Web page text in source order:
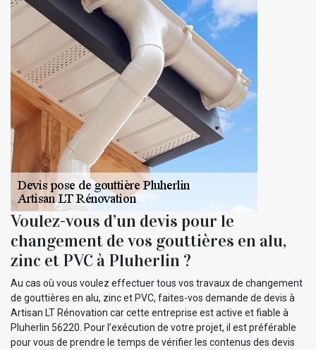
Voulez-vous d’un devis pour le
changement de vos gouttières en alu,
zinc et PVC à Pluherlin ?
Au cas où vous voulez effectuer tous vos travaux de changement
de gouttières en alu, zinc et PVC, faites-vos demande de devis à
Artisan LT Rénovation car cette entreprise est active et fiable à
Pluherlin 56220. Pour l’exécution de votre projet, il est préférable
pour vous de prendre le temps de vérifier les contenus des devis